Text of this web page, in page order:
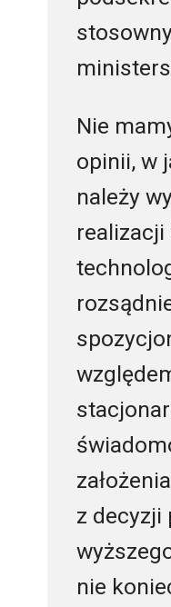
Nie
opinii, w
należy
realizacji
z decyzji
nie